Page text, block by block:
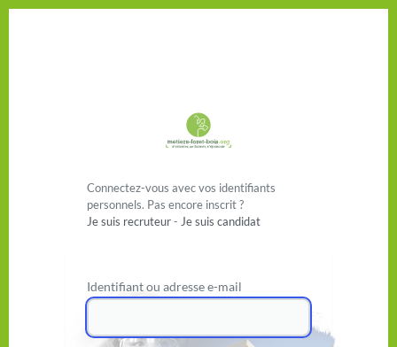
Connectez-vous avec vos identifiants
personnels. Pas encore inscrit ?
Je suis recruteur- Je suis candidat
Identifiant ou adresse e-mail